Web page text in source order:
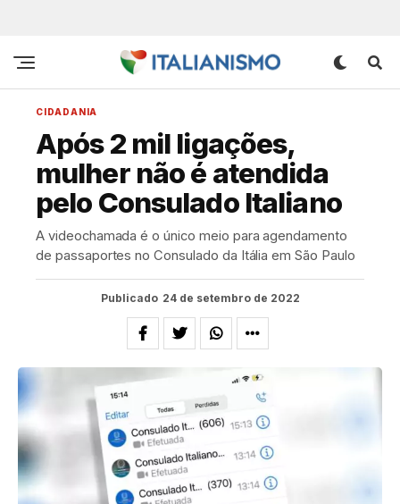
CIDADANIA
Após 2 mil ligações,
mulher não é atendida
pelo Consulado Italiano
A videochamada é o único meio para agendamento
de passaportes no Consulado da Itália em São Paulo
Publicado 24 de setembro de 2022